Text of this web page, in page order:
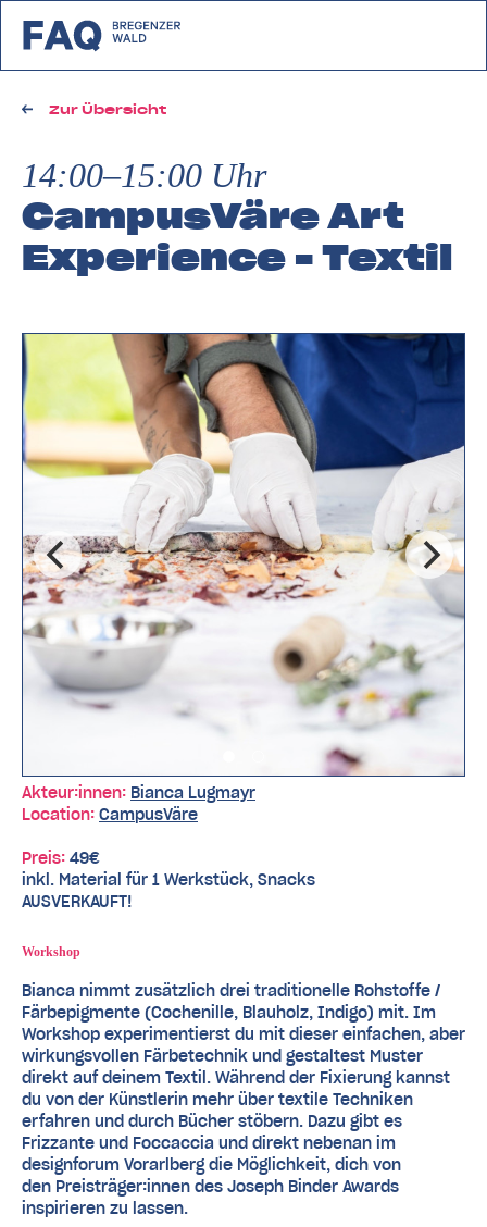
Zur Übersicht
14:00–15:00 Uhr
CampusVäre Art
Experience - Textil
Akteur:innen: Bianca Lugmayr
Location: CampusVäre
Preis: 49€
inkl. Material für 1 Werkstück, Snacks
AUSVERKAUFT!
Workshop
Bianca nimmt zusätzlich drei traditionelle Rohstoffe /
Färbepigmente (Cochenille, Blauholz, Indigo) mit. Im
Workshop experimentierst du mit dieser einfachen, aber
wirkungsvollen Färbetechnik und gestaltest Muster
direkt auf deinem Textil. Während der Fixierung kannst
du von der Künstlerin mehr über textile Techniken
erfahren und durch Bücher stöbern. Dazu gibt es
Frizzante und Foccaccia und direkt nebenan im
designforum Vorarlberg die Möglichkeit, dich von
den Preisträger:innen des Joseph Binder Awards
inspirieren zu lassen.